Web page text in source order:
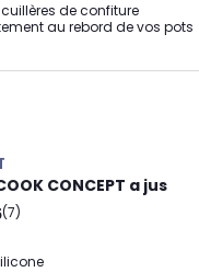
de confiture
au rebord de vos pots
CONCEPT a jus
(7)